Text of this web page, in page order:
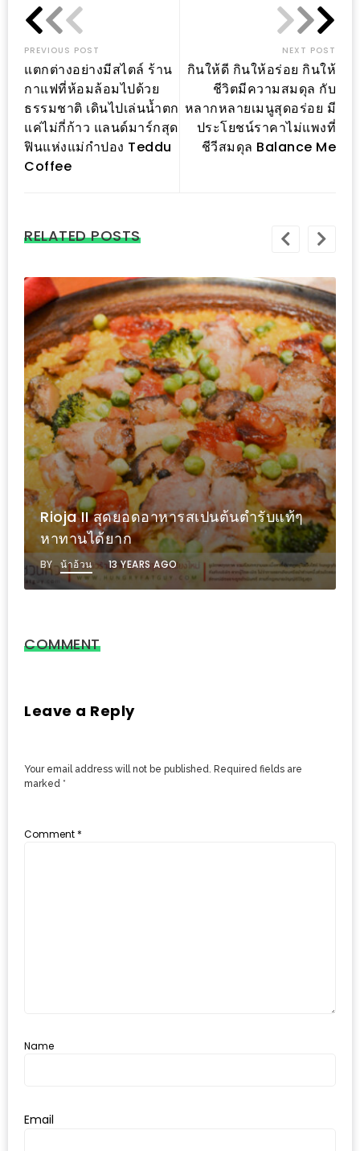
ภาพ
ใส
ปิ๊
งด้วย
HUAWEI
G7
PLUS
ที่
ขา
กิน
โดย
เฉพาะ
อิ่ม
ไม่
อั้น
กิน
ไม่
ยั้ง
หมู
กระทะ
&
ทะเล
เชียงใหม่
บาน
เกิน
PREVIOUS POST
แตกต่างอย่างมีสไตล์ ร้าน
กาแฟที่ห้อมล้อมไปด้วย
ธรรมชาติ เดินไปเล่นน้ำตก
แค่ไม่กี่ก้าว แลนด์มาร์กสุด
ฟินแห่งแม่กำปอง Teddu
Coffee
NEXT POST
กินให้ดี กินให้อร่อย กินให้
ชีวิตมีความสมดุล กับ
หลากหลายเมนูสุดอร่อย มี
ประโยชน์ราคาไม่แพงที่
ชีวีสมดุล Balance Me
RELATED POSTS
ปิ๊งป่อง หิวเมื่อไรแวะมาได้เมื่อนั้น อิ่มกันได้
ตลอด 24 ชั่วโมง ข้าวมันไก่ราคาประหยัด
ที่ ข้าวมันไก่ตีนดอย เจ็ดยอด
BY น้าอ้วน 4 YEARS AGO
COMMENT
Leave a Reply
Your email address will not be published. Required fields are
marked *
Comment *
Name
Email